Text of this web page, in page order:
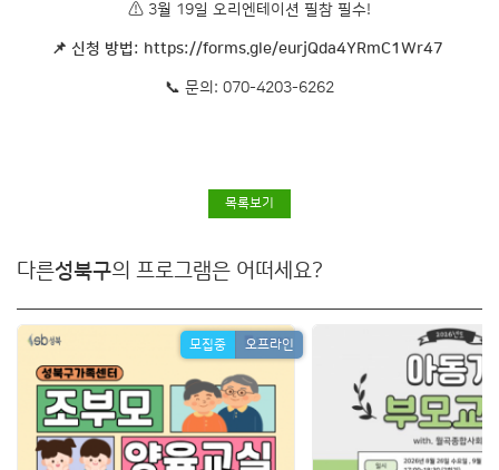
⚠ 3월 19일 오리엔테이션 필참 필수!
📌 신청 방법: https://forms.gle/eurjQda4YRmC1Wr47
📞 문의: 070-4203-6262
목록보기
다른성북구의 프로그램은 어떠세요?
모집중 오프라인